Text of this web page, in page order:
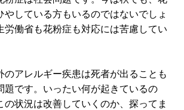
やしている方もいるのではないでしょ
労働省も花粉症も対応には苦慮してい
のアレルギー疾患は死者が出ることも
題です。いったい何が起きているの
の状況は改善していくのか、探ってま